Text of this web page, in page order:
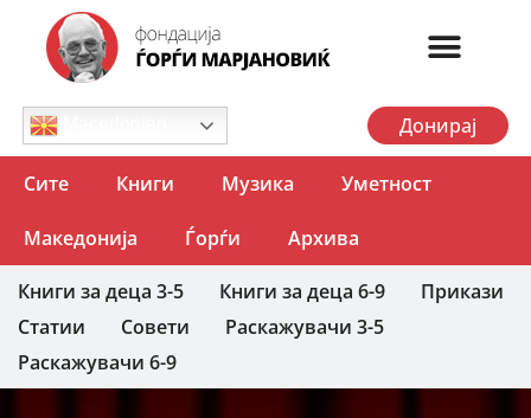
Донирај
Сите Книги Музика Уметност
Македонија Ѓорѓи Архива
Книги за деца 3-5 Книги за деца 6-9
Прикази
Статии
Совети
Раскажувачи 3-5
Раскажувачи 6-9